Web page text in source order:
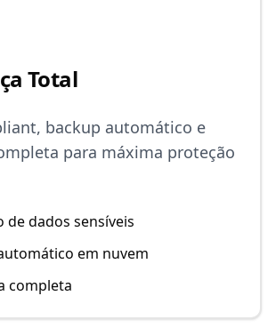
Total
backup automático e
para máxima proteção
de dados sensíveis
em nuvem
completa